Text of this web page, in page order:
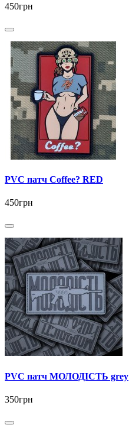
450грн
PVC патч Coffee? RED
450грн
PVC патч МОЛОДІСТЬ grey
350грн